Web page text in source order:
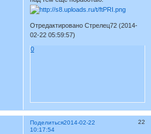
Отредактировано Стрелец72 (2014-
02-22 05:59:57)
0
Поделиться 22
2014-02-22
10:17:54